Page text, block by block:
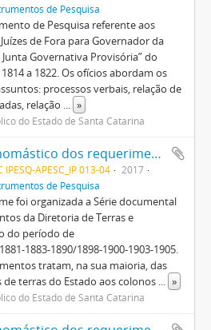
de Pesquisa
de Pesquisa referente aos
de Fora para Governador da
Governativa Provisória” do
a 1822. Os ofícios abordam os
processos verbais, relação de
relação ... »
do Estado de Santa Catarina
Índice onomástico dos requerimentos de concessões de terras da Diretoria de Terras e Colonização (1876/1905), v. 2
IPESQ-APESC_IP 013-04
2017
de Pesquisa
foi organizada a Série documental
da Diretoria de Terras e
do período de
1883-1890/1898-1900-1903-1905.
tratam, na sua maioria, das
de terras do Estado aos colonos ... »
do Estado de Santa Catarina